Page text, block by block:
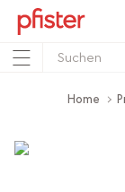
Home